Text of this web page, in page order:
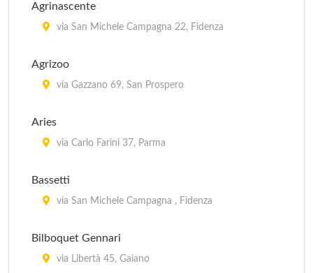
Agrinascente
via San Michele Campagna 22, Fidenza
Agrizoo
via Gazzano 69, San Prospero
Aries
via Carlo Farini 37, Parma
Bassetti
via San Michele Campagna , Fidenza
Bilboquet Gennari
via Libertà 45, Gaiano